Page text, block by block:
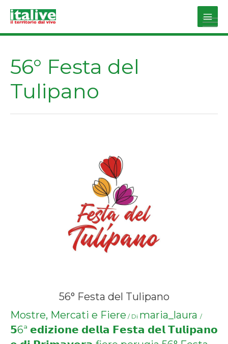
Main
56° Festa del
Tulipano
56° Festa del Tulipano
Mostre, Mercati e Fiere / Di maria_laura /
𝟱6ª 𝗲𝗱𝗶𝘇𝗶𝗼𝗻𝗲 𝗱𝗲𝗹𝗹𝗮 𝗙𝗲𝘀𝘁𝗮 𝗱𝗲𝗹 𝗧𝘂𝗹𝗶𝗽𝗮𝗻𝗼